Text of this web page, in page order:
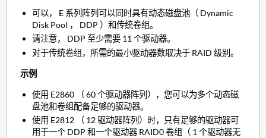
可以， E 系列阵列可以同时具有动态磁盘池（ Dynamic
Disk Pool ， DDP ）和传统卷组。
请注意， DDP 至少需要 11 个驱动器。
对于传统卷组，所需的最小驱动器数取决于 RAID 级别。
示例
使用 E2860 （ 60 个驱动器阵列），您可以为多个动态磁
盘池和卷组配备足够的驱动器。
使用 E2812 （ 12 驱动器阵列）时，只有足够的驱动器可
用于一个 DDP 和一个驱动器 RAID0 卷组（ 1 个驱动器无